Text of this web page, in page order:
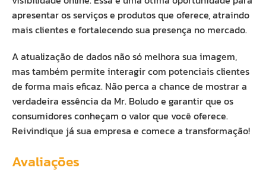
apresentar os serviços e produtos que oferece, atraindo
mais clientes e fortalecendo sua presença no mercado.
A atualização de dados não só melhora sua imagem,
mas também permite interagir com potenciais clientes
de forma mais eficaz. Não perca a chance de mostrar a
verdadeira essência da Mr. Boludo e garantir que os
consumidores conheçam o valor que você oferece.
Reivindique já sua empresa e comece a transformação!
Avaliações